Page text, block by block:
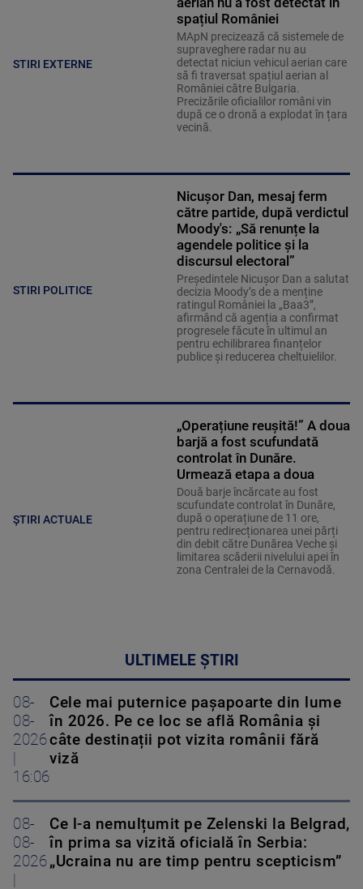
STIRI EXTERNE
spațiul României
MApN precizează că sistemele de
supraveghere radar nu au
detectat niciun vehicul aerian care
să fi traversat spațiul aerian al
României către Bulgaria.
Precizările oficialilor români vin
după ce o dronă a explodat în țara
vecină.
STIRI POLITICE
Nicușor Dan, mesaj ferm
către partide, după verdictul
Moody's: „Să renunțe la
agendele politice şi la
discursul electoral”
Președintele Nicușor Dan a salutat
decizia Moody’s de a menține
ratingul României la „Baa3”,
afirmând că agenția a confirmat
progresele făcute în ultimul an
pentru echilibrarea finanțelor
publice și reducerea cheltuielilor.
ȘTIRI ACTUALE
„Operațiune reușită!” A doua
barjă a fost scufundată
controlat în Dunăre.
Urmează etapa a doua
Două barje încărcate au fost
scufundate controlat în Dunăre,
după o operațiune de 11 ore,
pentru redirecționarea unei părți
din debit către Dunărea Veche și
limitarea scăderii nivelului apei în
zona Centralei de la Cernavodă.
ULTIMELE ȘTIRI
08-
08-
2026
16:06
Cele mai puternice pașapoarte din lume
în 2026. Pe ce loc se află România și
câte destinații pot vizita românii fără
viză
08-
08-
2026
Ce l-a nemulțumit pe Zelenski la Belgrad,
în prima sa vizită oficială în Serbia:
„Ucraina nu are timp pentru scepticism”